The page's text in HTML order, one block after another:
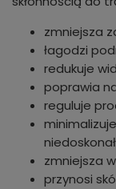
zmniejsza
łagodzi
redukuje
poprawia
reguluje
zmniejsza
przynosi